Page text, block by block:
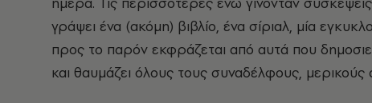
γράψει ένα (ακόμη) βιβλίο, ένα σίριαλ, μία
προς το παρόν εκφράζεται από αυτά που
και θαυμάζει όλους τους συναδέλφους,